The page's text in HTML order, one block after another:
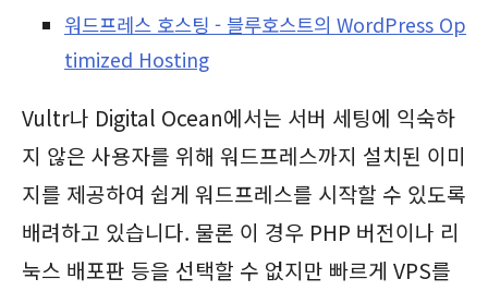
워드프레스 호스팅 - 블루호스트의 WordPress Op
timized Hosting
Vultr나 Digital Ocean에서는 서버 세팅에 익숙하
지 않은 사용자를 위해 워드프레스까지 설치된 이미
지를 제공하여 쉽게 워드프레스를 시작할 수 있도록
배려하고 있습니다. 물론 이 경우 PHP 버전이나 리
눅스 배포판 등을 선택할 수 없지만 빠르게 VPS를